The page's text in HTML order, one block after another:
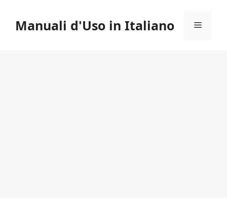
contenuto
Manuali d'Uso in Italiano Menu